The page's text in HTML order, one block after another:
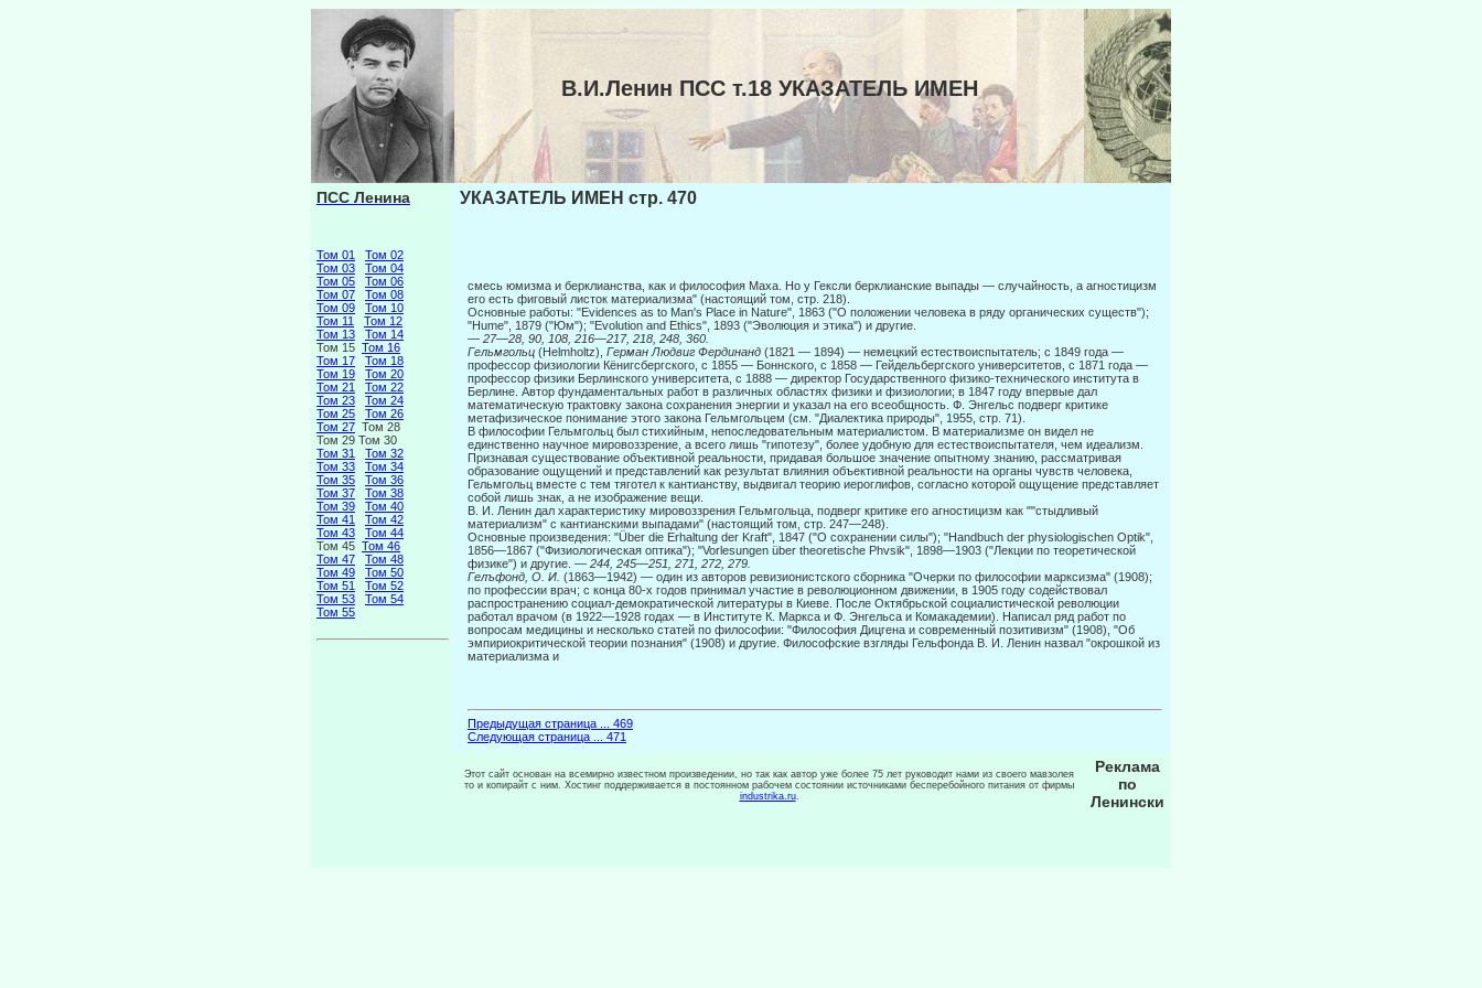
В.И.Ленин ПСС т.18 УКАЗАТЕЛЬ ИМЕН
ПСС Ленина
Том 01
Том 02
Том 03
Том 04
Том 05
Том 06
Том 07
Том 08
Том 09
Том 10
Том 11
Том 12
Том 13
Том 14
Том 15 Том 16
Том 17
Том 18
Том 19
Том 20
Том 21
Том 22
Том 23
Том 24
Том 25
Том 26
Том 27 Том 28
Том 29 Том 30
Том 31
Том 32
Том 33
Том 34
Том 35
Том 36
Том 37
Том 38
Том 39
Том 40
Том 41
Том 42
Том 43
Том 44
Том 45 Том 46
Том 47
Том 48
Том 49
Том 50
Том 51
Том 52
Том 53
Том 54
Том 55
УКАЗАТЕЛЬ ИМЕН стр. 470
смесь юмизма и берклианства, как и философия Маха. Но у Гексли берклианские выпады — случай­ность, а агностицизм
его есть фиговый листок материализма" (настоящий том, стр. 218).
Основные работы: "Evidences as to Man's Place in Nature", 1863 ("О положении человека в ряду орга­нических существ");
"Hume", 1879 ("Юм"); "Evolution and Ethics", 1893 ("Эволюция и этика") и другие.
— 27—28, 90, 108, 216—217, 218, 248, 360.
Гельмгольц (Helmholtz), Герман Людвиг Фердинанд (1821 — 1894) — немецкий естествоиспытатель; с 1849 года —
профессор физиологии Кёнигсбергского, с 1855 — Боннского, с 1858 — Гейдельбергского университетов, с 1871 года —
профессор физики Берлинского университета, с 1888 — директор Госу­дарственного физико-технического института в
Берлине. Автор фундаментальных работ в различных областях физики и физиологии; в 1847 году впервые дал
математическую трактовку закона сохранения энергии и указал на его всеобщность. Ф. Энгельс подверг критике
метафизическое понимание этого за­кона Гельмгольцем (см. "Диалектика природы", 1955, стр. 71).
В философии Гельмгольц был стихийным, непоследовательным материалистом. В материализме он видел не
единственно научное мировоззрение, а всего лишь "гипотезу", более удобную для естествоис­пытателя, чем идеализм.
Признавая существование объективной реальности, придавая большое значение опытному знанию, рассматривая
образование ощущений и представлений как результат влияния объек­тивной реальности на органы чувств человека,
Гельмгольц вместе с тем тяготел к кантианству, выдвигал теорию иероглифов, согласно которой ощущение представляет
собой лишь знак, а не изображение вещи.
В. И. Ленин дал характеристику мировоззрения Гельмгольца, подверг критике его агностицизм как ""стыдливый
материализм" с кантианскими выпадами" (настоящий том, стр. 247—248).
Основные произведения: "Über die Erhaltung der Kraft", 1847 ("О сохранении силы"); "Handbuch der physiologischen Optik",
1856—1867 ("Физиологическая оптика"); "Vorlesungen über theoretische Phvsik", 1898—1903 ("Лекции по теоретической
физике") и другие. — 244, 245—251, 271, 272, 279.
Гелъфонд, О. И. (1863—1942) — один из авторов ревизионистского сборника "Очерки по философии марксизма" (1908);
по профессии врач; с конца 80-х годов принимал участие в революционном движе­нии, в 1905 году содействовал
распространению социал-демократической литературы в Киеве. После Октябрьской социалистической революции
работал врачом (в 1922—1928 годах — в Институте К. Мар­кса и Ф. Энгельса и Комакадемии). Написал ряд работ по
вопросам медицины и несколько статей по фи­лософии: "Философия Дицгена и современный позитивизм" (1908), "Об
эмпириокритической теории познания" (1908) и другие. Философские взгляды Гельфонда В. И. Ленин назвал "окрошкой из
материа­лизма и
Предыдущая страница ... 469
Следующая страница ... 471
Этот сайт основан на всемирно известном произведении, но так как автор уже более 75 лет руководит нами из своего мавзолея
то и копирайт с ним. Хостинг поддерживается в постоянном рабочем состоянии источниками бесперебойного питания от фирмы
industrika.ru.
Реклама
по
Ленински